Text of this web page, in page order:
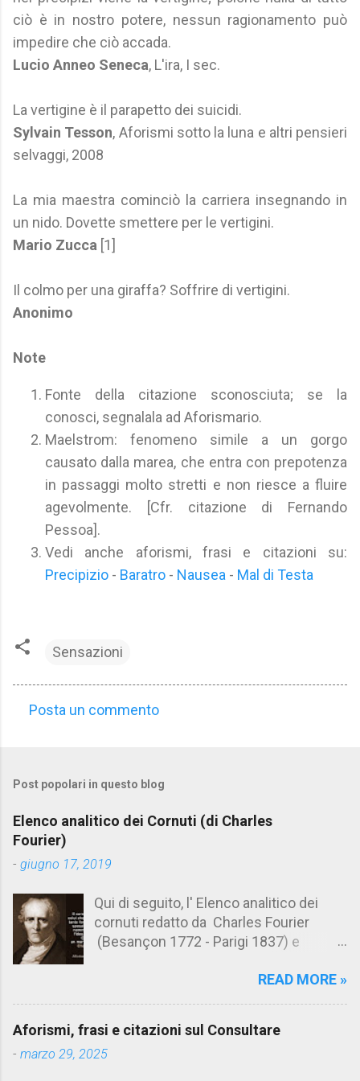
ciò è in nostro potere, nessun ragionamento può
impedire che ciò accada.
Lucio Anneo Seneca, L'ira, I sec.
La vertigine è il parapetto dei suicidi.
Sylvain Tesson, Aforismi sotto la luna e altri pensieri
selvaggi, 2008
La mia maestra cominciò la carriera insegnando in
un nido. Dovette smettere per le vertigini.
Mario Zucca [1]
Il colmo per una giraffa? Soffrire di vertigini.
Anonimo
Note
Fonte della citazione sconosciuta; se la
conosci, segnalala ad Aforismario.
Maelstrom: fenomeno simile a un gorgo
causato dalla marea, che entra con prepotenza
in passaggi molto stretti e non riesce a fluire
agevolmente. [Cfr. citazione di Fernando
Pessoa].
Vedi anche aforismi, frasi e citazioni su:
Precipizio - Baratro - Nausea - Mal di Testa
Sensazioni
m
e
n
t
Posta un commento
Post popolari in questo blog
Elenco analitico dei Cornuti (di Charles
Fourier)
- giugno 17, 2019
Qui di seguito, l' Elenco analitico dei
cornuti redatto da Charles Fourier
(Besançon 1772 - Parigi 1837) e
Aforismario trovi anche una raccolta di
cornuto pretenzioso: colui che ritiene
sua moglie tanto fortunata, per averlo
READ MORE »
Aforismi, frasi e citazioni sul Consultare
- marzo 29, 2025